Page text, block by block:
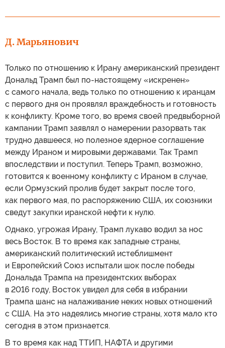
Д. Марьянович
Только по отношению к Ирану американский президент
Дональд Трамп был по-настоящему «искренен»
с самого начала, ведь только по отношению к иранцам
с первого дня он проявлял враждебность и готовность
к конфликту. Кроме того, во время своей предвыборной
кампании Трамп заявлял о намерении разорвать так
трудно давшееся, но полезное ядерное соглашение
между Ираном и мировыми державами. Так Трамп
впоследствии и поступил. Теперь Трамп, возможно,
готовится к военному конфликту с Ираном в случае,
если Ормузский пролив будет закрыт после того,
как первого мая, по распоряжению США, их союзники
сведут закупки иранской нефти к нулю.
Однако, угрожая Ирану, Трамп лукаво водил за нос
весь Восток. В то время как западные страны,
американский политический истеблишмент
и Европейский Союз испытали шок после победы
Дональда Трампа на президентских выборах
в 2016 году, Восток увидел для себя в избрании
Трампа шанс на налаживание неких новых отношений
с США. На это надеялись многие страны, хотя мало кто
сегодня в этом признается.
В то время как над ТТИП, НАФТА и другими